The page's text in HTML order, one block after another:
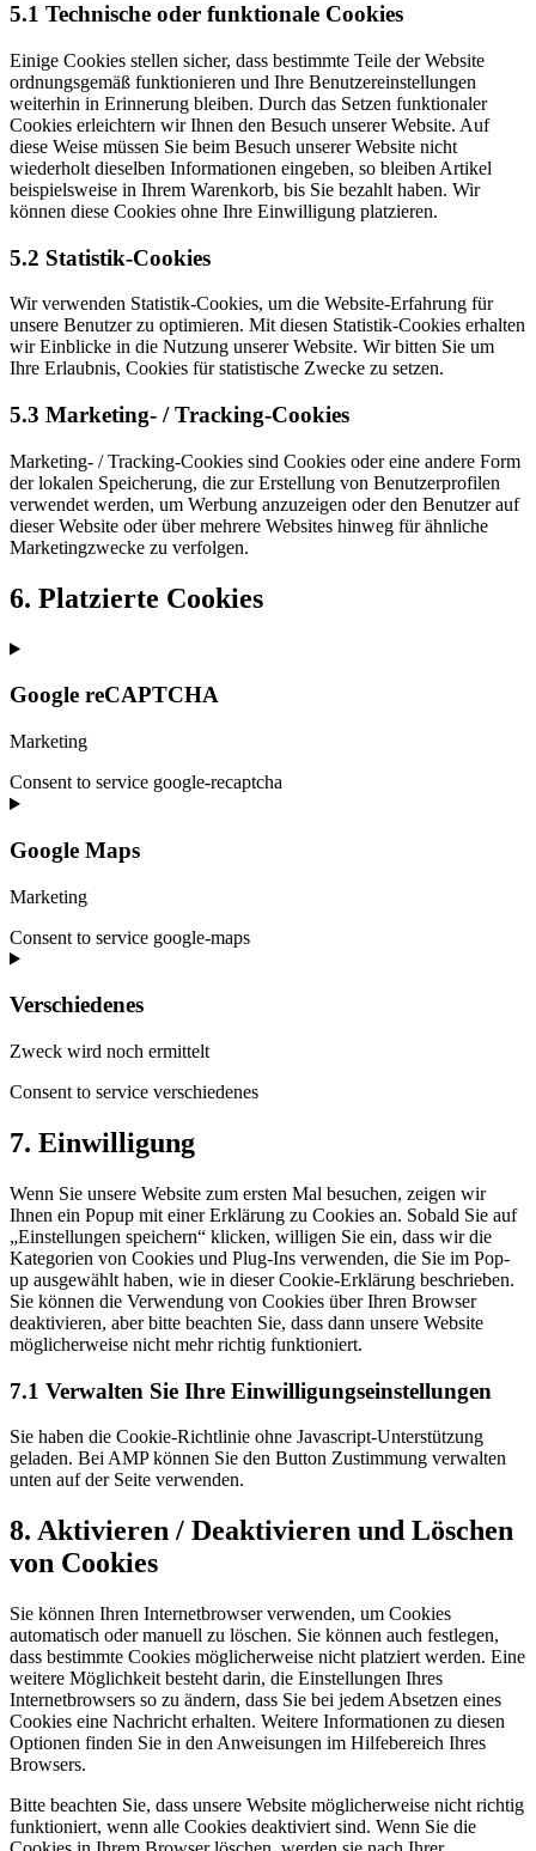
5.1 Technische oder funktionale Cookies
Einige Cookies stellen sicher, dass bestimmte Teile der Website
ordnungsgemäß funktionieren und Ihre Benutzereinstellungen
weiterhin in Erinnerung bleiben. Durch das Setzen funktionaler
Cookies erleichtern wir Ihnen den Besuch unserer Website. Auf
diese Weise müssen Sie beim Besuch unserer Website nicht
wiederholt dieselben Informationen eingeben, so bleiben Artikel
beispielsweise in Ihrem Warenkorb, bis Sie bezahlt haben. Wir
können diese Cookies ohne Ihre Einwilligung platzieren.
5.2 Statistik-Cookies
Wir verwenden Statistik-Cookies, um die Website-Erfahrung für
unsere Benutzer zu optimieren. Mit diesen Statistik-Cookies erhalten
wir Einblicke in die Nutzung unserer Website. Wir bitten Sie um
Ihre Erlaubnis, Cookies für statistische Zwecke zu setzen.
5.3 Marketing- / Tracking-Cookies
Marketing- / Tracking-Cookies sind Cookies oder eine andere Form
der lokalen Speicherung, die zur Erstellung von Benutzerprofilen
verwendet werden, um Werbung anzuzeigen oder den Benutzer auf
dieser Website oder über mehrere Websites hinweg für ähnliche
Marketingzwecke zu verfolgen.
6. Platzierte Cookies
Google reCAPTCHA
Marketing
Consent to service google-recaptcha
Google Maps
Marketing
Consent to service google-maps
Verschiedenes
Zweck wird noch ermittelt
Consent to service verschiedenes
7. Einwilligung
Wenn Sie unsere Website zum ersten Mal besuchen, zeigen wir
Ihnen ein Popup mit einer Erklärung zu Cookies an. Sobald Sie auf
„Einstellungen speichern“ klicken, willigen Sie ein, dass wir die
Kategorien von Cookies und Plug-Ins verwenden, die Sie im Pop-
up ausgewählt haben, wie in dieser Cookie-Erklärung beschrieben.
Sie können die Verwendung von Cookies über Ihren Browser
deaktivieren, aber bitte beachten Sie, dass dann unsere Website
möglicherweise nicht mehr richtig funktioniert.
7.1 Verwalten Sie Ihre Einwilligungseinstellungen
Sie haben die Cookie-Richtlinie ohne Javascript-Unterstützung
geladen. Bei AMP können Sie den Button Zustimmung verwalten
unten auf der Seite verwenden.
8. Aktivieren / Deaktivieren und Löschen
von Cookies
Sie können Ihren Internetbrowser verwenden, um Cookies
automatisch oder manuell zu löschen. Sie können auch festlegen,
dass bestimmte Cookies möglicherweise nicht platziert werden. Eine
weitere Möglichkeit besteht darin, die Einstellungen Ihres
Internetbrowsers so zu ändern, dass Sie bei jedem Absetzen eines
Cookies eine Nachricht erhalten. Weitere Informationen zu diesen
Optionen finden Sie in den Anweisungen im Hilfebereich Ihres
Browsers.
Bitte beachten Sie, dass unsere Website möglicherweise nicht richtig
funktioniert, wenn alle Cookies deaktiviert sind. Wenn Sie die